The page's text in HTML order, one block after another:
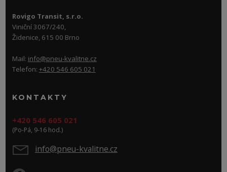
Rovigo Transit, s.r.o.
Viniční 3067/240,
Židenice, 615 00 Brno
Mail: info@pneu-kvalitne.cz
Telefon: +420 546 605 021
KONTAKTY
+420 546 605 021
(Po-Pá, 9-16 hod.)
info@pneu-kvalitne.cz